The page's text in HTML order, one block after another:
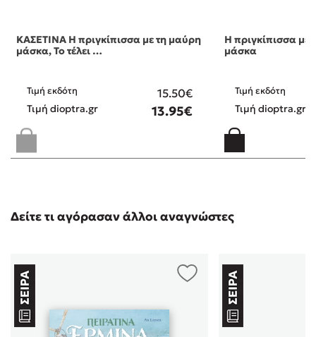
ΚΑΣΕΤΙΝΑ Η πριγκίπισσα με τη μαύρη
μάσκα, Το τέλει …
Τιμή εκδότη 15.50€
Τιμή dioptra.gr 13.95€
Η πριγκίπισσα με
μάσκα
Τιμή εκδότη
Τιμή dioptra.gr
Δείτε τι αγόρασαν άλλοι αναγνώστες